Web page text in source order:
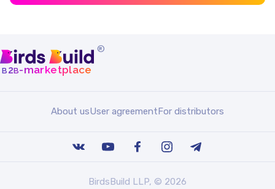
®
b2b-marketplace
About usUser agreementFor distributors
BirdsBuild LLP, © 2026